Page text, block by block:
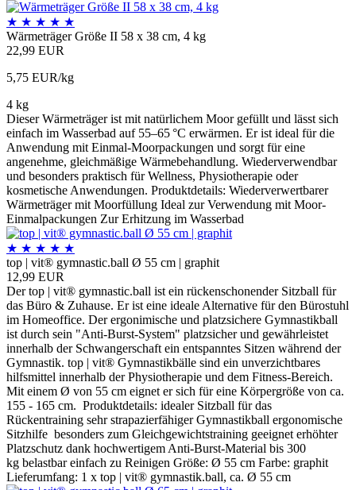
★ ★ ★ ★ ★
Wärmeträger Größe II 58 x 38 cm, 4 kg
22,99 EUR
5,75 EUR/kg
4 kg
Dieser Wärmeträger ist mit natürlichem Moor gefüllt und lässt sich
einfach im Wasserbad auf 55–65 °C erwärmen. Er ist ideal für die
Anwendung mit Einmal-Moorpackungen und sorgt für eine
angenehme, gleichmäßige Wärmebehandlung. Wiederverwendbar
und besonders praktisch für Wellness, Physiotherapie oder
kosmetische Anwendungen. Produktdetails: Wiederverwertbarer
Wärmeträger mit Moorfüllung Ideal zur Verwendung mit Moor-
Einmalpackungen Zur Erhitzung im Wasserbad
★ ★ ★ ★ ★
top | vit® gymnastic.ball Ø 55 cm | graphit
12,99 EUR
Der top | vit® gymnastic.ball ist ein rückenschonender Sitzball für
das Büro & Zuhause. Er ist eine ideale Alternative für den Bürostuhl
im Homeoffice. Der ergonimische und platzsichere Gymnastikball
ist durch sein "Anti-Burst-System" platzsicher und gewährleistet
innerhalb der Schwangerschaft ein entspanntes Sitzen während der
Gymnastik. top | vit® Gymnastikbälle sind ein unverzichtbares
hilfsmittel innerhalb der Physiotherapie und dem Fitness-Bereich.
Mit einem Ø von 55 cm eignet er sich für eine Körpergröße von ca.
155 - 165 cm. Produktdetails: idealer Sitzball für das
Rückentraining sehr strapazierfähiger Gymnastikball ergonomische
Sitzhilfe besonders zum Gleichgewichtstraining geeignet erhöhter
Platzschutz dank hochwertigem Anti-Burst-Material bis 300
kg belastbar einfach zu Reinigen Größe: Ø 55 cm Farbe: graphit
Lieferumfang: 1 x top | vit® gymnastik.ball, ca. Ø 55 cm